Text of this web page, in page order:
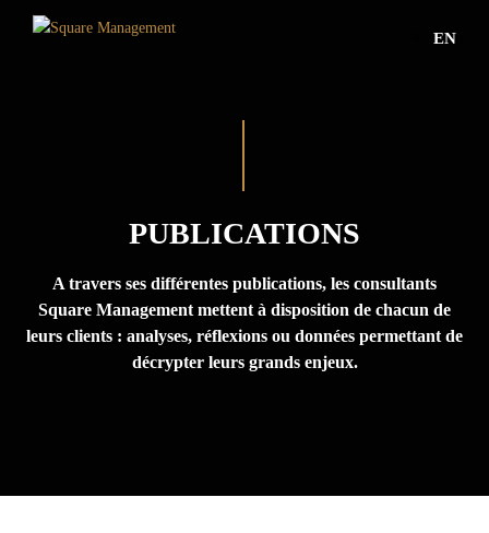
EN
PUBLICATIONS
A travers ses différentes publications, les consultants
Square Management mettent à disposition de chacun de
leurs clients : analyses, réflexions ou données permettant de
décrypter leurs grands enjeux.